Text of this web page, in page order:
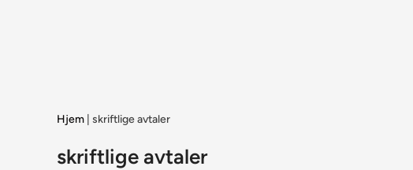
Hjem skriftlige avtaler
skriftlige avtaler